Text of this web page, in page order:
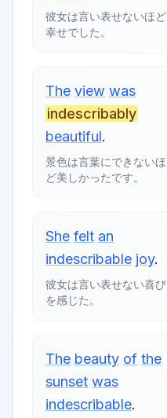
彼女は言い表せないほど
幸せでした。
The view was
indescribably
beautiful.
景色は言葉にできないほ
ど美しかったです。
She felt an
indescribable joy.
彼女は言い表せない喜び
を感じた。
The beauty of the
sunset was
indescribable.